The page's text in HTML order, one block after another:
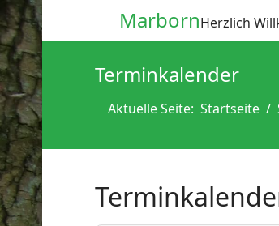
MarbornHerzlich
Terminkalender
Aktuelle Seite: Startseite